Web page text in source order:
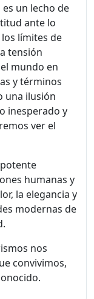
un lecho de
ante lo
límites de
tensión
mundo en
y términos
una ilusión
inesperado y
ver el
humanas y
la elegancia y
modernas de
nos
convivimos,